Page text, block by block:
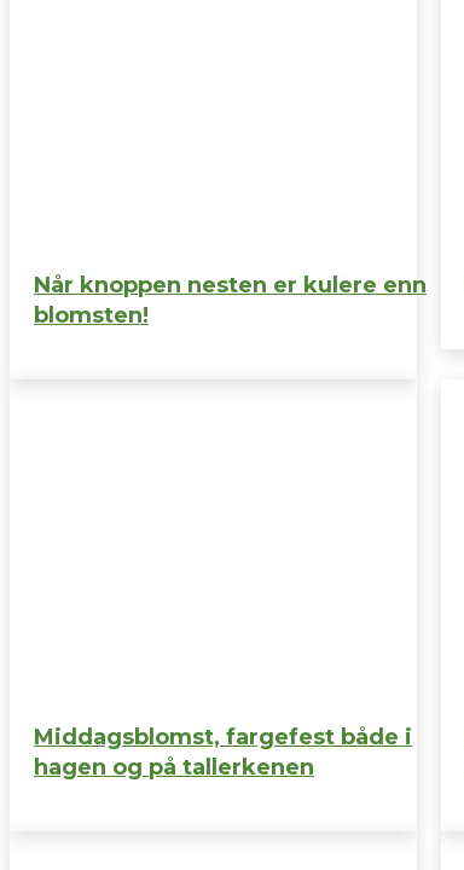
Når knoppen nesten er kulere enn
blomsten!
Middagsblomst, fargefest både i
hagen og på tallerkenen